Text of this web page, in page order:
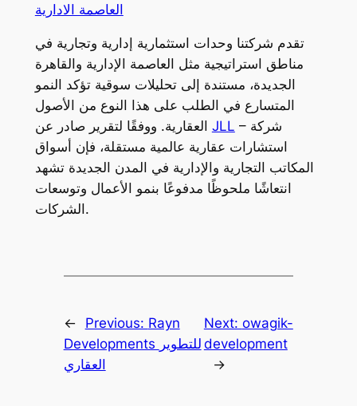
العاصمة الادارية
تقدم شركتنا وحدات استثمارية إدارية وتجارية في
مناطق استراتيجية مثل العاصمة الإدارية والقاهرة
الجديدة، مستندة إلى تحليلات سوقية تؤكد النمو
المتسارع في الطلب على هذا النوع من الأصول
JLL – شركة
استشارات عقارية عالمية مستقلة، فإن أسواق
المكاتب التجارية والإدارية في المدن الجديدة تشهد
انتعاشًا ملحوظًا مدفوعًا بنمو الأعمال وتوسعات
الشركات.
← Previous: Rayn
Developments للتطوير
العقاري
Next: owagik-
development
→